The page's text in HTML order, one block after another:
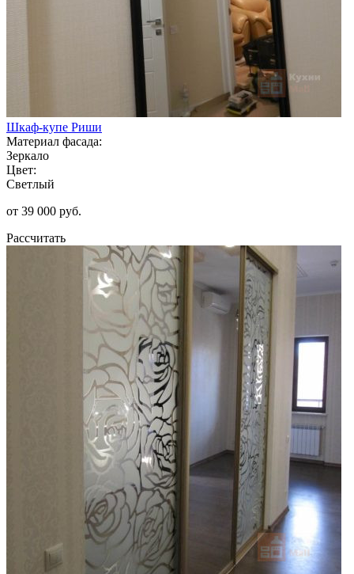
Шкаф-купе Риши
Материал фасада:
Зеркало
Цвет:
Светлый
от 39 000 руб.
Рассчитать